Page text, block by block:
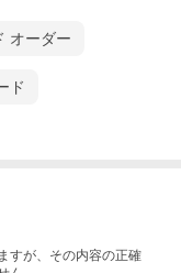
オーダー
ド
すが、その内容の正確